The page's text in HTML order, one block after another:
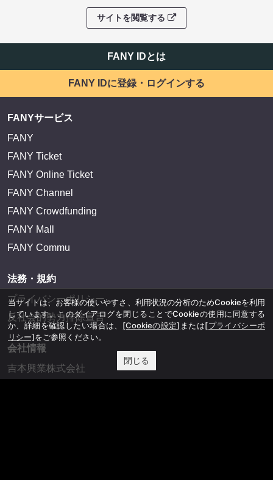
サイトを閲覧する
FANY IDとは
FANY IDに登録・ログインする
FANYサービス
FANY
FANY Ticket
FANY Online Ticket
FANY Channel
FANY Crowdfunding
FANY Mall
FANY Commu
法務・規約
プライバシーポリシー
反社会的勢力排除宣言
会社情報
吉本興業株式会社
当サイトは、お客様の使いやすさ、利用状況の分析のためCookieを利用
しています。このダイアログを閉じることでCookieの使用に同意する
か、詳細を確認したい場合は、 [Cookieの設定] または[プライバシーポ
リシー]をご参照ください。
閉じる